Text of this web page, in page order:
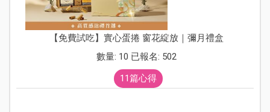
【免費試吃】實心蛋捲 窗花綻放｜彌月禮盒
數量: 10 已報名: 502
11篇心得